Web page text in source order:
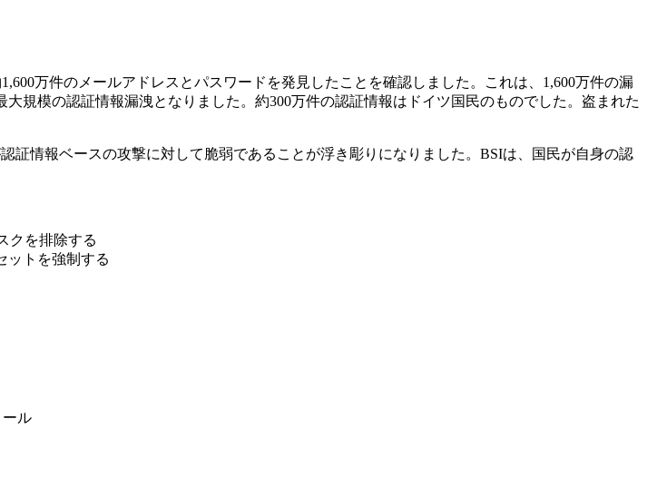
万件のメールアドレスとパスワードを発見したことを確認しました。これは、1,600万件の漏
規模の認証情報漏洩となりました。約300万件の認証情報はドイツ国民のものでした。盗まれた
情報ベースの攻撃に対して脆弱であることが浮き彫りになりました。BSIは、国民が自身の認
クを排除する
ットを強制する
ール